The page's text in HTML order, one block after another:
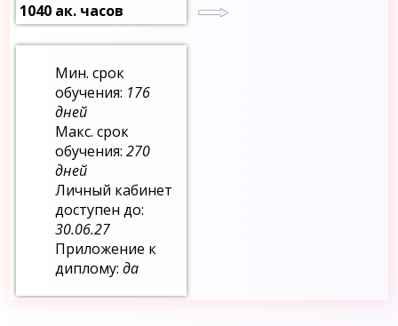
1040 ак. часов
Мин. срок
обучения: 176
дней
Макс. срок
обучения:270
дней
Личный кабинет
доступен до:
30.06.27
Приложение к
диплому:да